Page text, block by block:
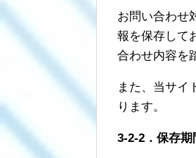
お問い合わせ
報を保存して
合わせ内容を
また、当サイ
ります。
3-2-2．保存期